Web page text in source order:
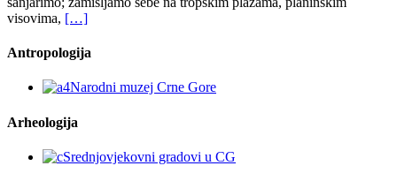
visovima, […]
Antropologija
Arheologija